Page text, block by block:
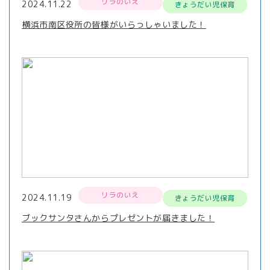
2024.11.22 きょうだい児保育
横浜市南区役所の皆様がいらっしゃいました！
2024.11.19 リラのいえ きょうだい児保育
ブックサンタさんからプレゼントが届きました！